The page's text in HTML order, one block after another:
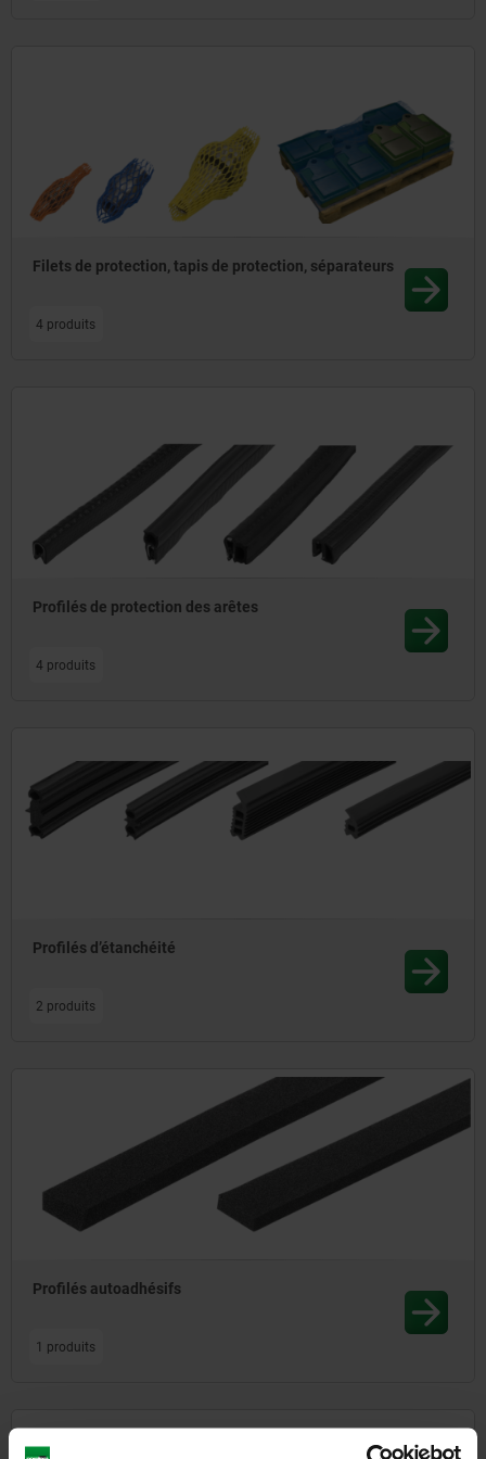
Filets de protection, tapis de protection, séparateurs
4 produits
Profilés de protection des arêtes
4 produits
Profilés d’étanchéité
2 produits
Profilés autoadhésifs
1 produits